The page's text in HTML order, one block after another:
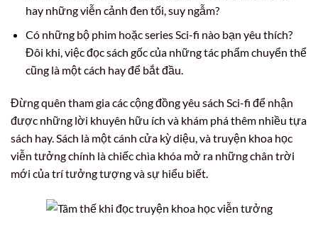
hay những viễn cảnh đen tối, suy ngẫm?
Có những bộ phim hoặc series Sci-fi nào bạn yêu thích?
Đôi khi, việc đọc sách gốc của những tác phẩm chuyển thể
cũng là một cách hay để bắt đầu.
Đừng quên tham gia các cộng đồng yêu sách Sci-fi để nhận
được những lời khuyên hữu ích và khám phá thêm nhiều tựa
sách hay. Sách là một cánh cửa kỳ diệu, và truyện khoa học
viễn tưởng chính là chiếc chìa khóa mở ra những chân trời
mới của trí tưởng tượng và sự hiểu biết.